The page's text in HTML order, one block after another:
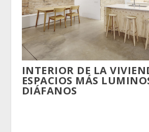
INTERIOR DE LA
ESPACIOS MÁS
DIÁFANOS